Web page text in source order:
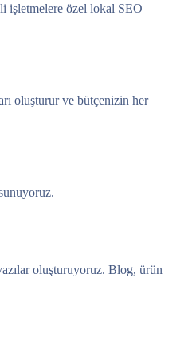
işletmelere özel lokal SEO
oluşturur ve bütçenizin her
oluşturuyoruz. Blog, ürün